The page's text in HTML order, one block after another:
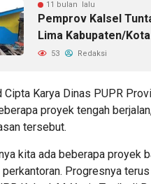
11 bulan lalu
Pemprov Kalsel
Lima Kabupaten/Kota
53 Redaksi
Cipta Karya Dinas PUPR
proyek tengah
tersebut.
kita ada beberapa proyek
Progresnya